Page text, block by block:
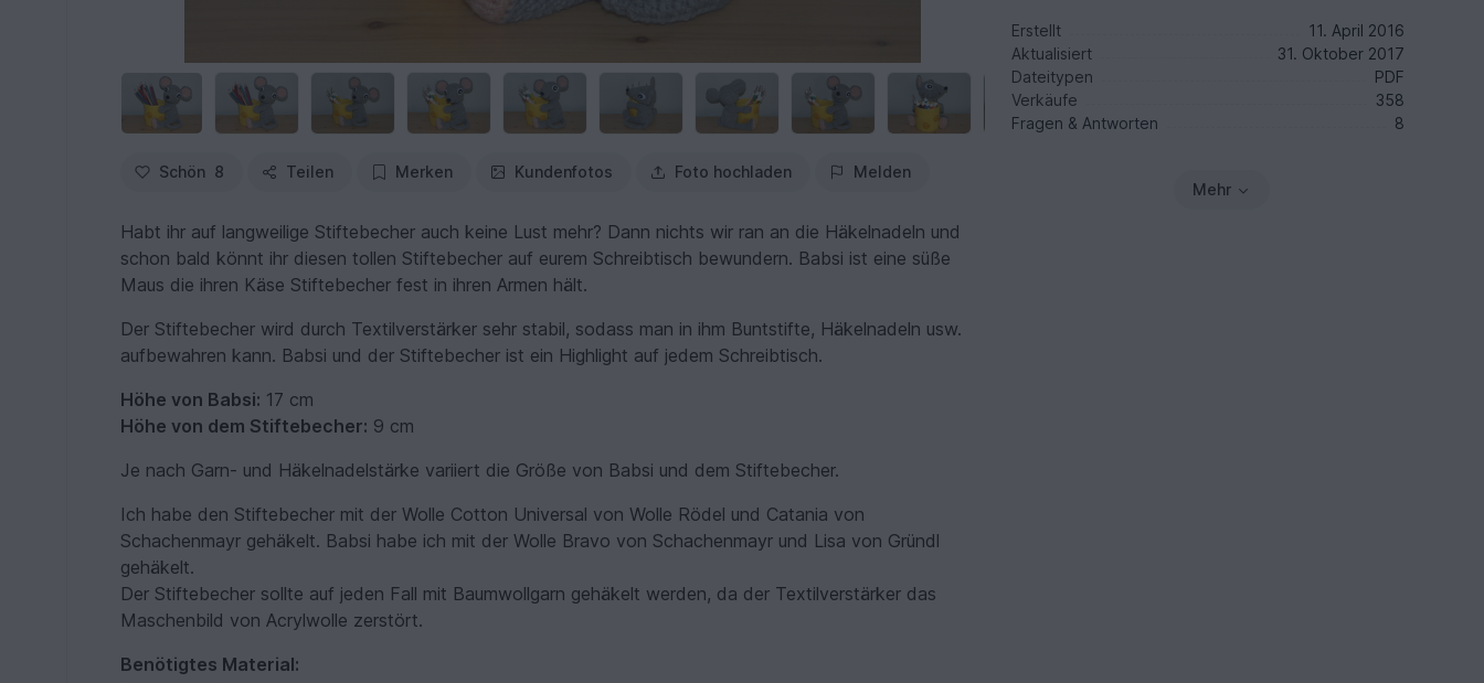
Schön 8 Teilen Merken Kundenfotos Foto hochladen Melden
Habt ihr auf langweilige Stiftebecher auch keine Lust mehr? Dann nichts wir ran an die Häkelnadeln und
schon bald könnt ihr diesen tollen Stiftebecher auf eurem Schreibtisch bewundern. Babsi ist eine süße
Maus die ihren Käse Stiftebecher fest in ihren Armen hält.
Der Stiftebecher wird durch Textilverstärker sehr stabil, sodass man in ihm Buntstifte, Häkelnadeln usw.
aufbewahren kann. Babsi und der Stiftebecher ist ein Highlight auf jedem Schreibtisch.
Höhe von Babsi: 17 cm
Höhe von dem Stiftebecher: 9 cm
Je nach Garn- und Häkelnadelstärke variiert die Größe von Babsi und dem Stiftebecher.
Ich habe den Stiftebecher mit der Wolle Cotton Universal von Wolle Rödel und Catania von
Schachenmayr gehäkelt. Babsi habe ich mit der Wolle Bravo von Schachenmayr und Lisa von Gründl
gehäkelt.
Der Stiftebecher sollte auf jeden Fall mit Baumwollgarn gehäkelt werden, da der Textilverstärker das
Maschenbild von Acrylwolle zerstört.
Benötigtes Material:
Erstellt
11. April 2016
Aktualisiert
31. Oktober 2017
Dateitypen
PDF
Verkäufe
358
Fragen & Antworten
8
Mehr